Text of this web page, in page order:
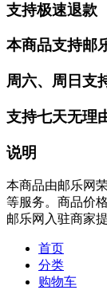
支持极速退款
本商品支持邮
周六、周日支
支持七天无理
说明
本商品由邮乐网
等服务。商品价
邮乐网入驻商家提
首页
分类
购物车